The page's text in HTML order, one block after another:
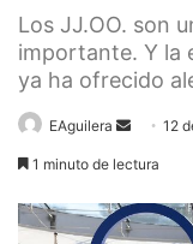
Los JJ.OO. son
importante. Y la
ya ha ofrecido
EAguilera
Send12
1 minuto de lectura